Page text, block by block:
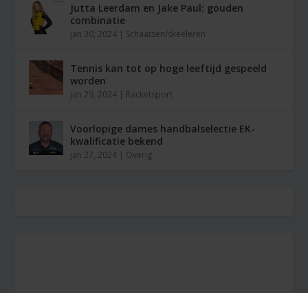
Jutta Leerdam en Jake Paul: gouden
combinatie
jan 30, 2024 | Schaatsen/skeeleren
Tennis kan tot op hoge leeftijd gespeeld
worden
jan 29, 2024 | Racketsport
Voorlopige dames handbalselectie EK-
kwalificatie bekend
jan 27, 2024 | Overig